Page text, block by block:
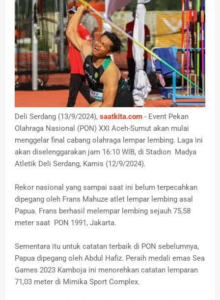
Deli Serdang (13/9/2024), saatkita.com - Event Pekan
Olahraga Nasional (PON) XXI Aceh-Sumut akan mulai
menggelar final cabang olahraga lempar lembing. Laga ini
akan diselenggarakan jam 16:10 WIB, di Stadion Madya
Atletik Deli Serdang, Kamis (12/9/2024).
Rekor nasional yang sampai saat ini belum terpecahkan
dipegang oleh Frans Mahuze atlet lempar lembing asal
Papua. Frans berhasil melempar lembing sejauh 75,58
meter saat PON 1991, Jakarta.
Sementara itu untuk catatan terbaik di PON sebelumnya,
Papua dipegang oleh Abdul Hafiz. Peraih medali emas Sea
Games 2023 Kamboja ini menorehkan catatan lemparan
71,03 meter di Mimika Sport Complex.